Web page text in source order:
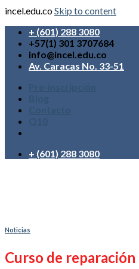
incel.edu.coSkip to content
+ (601) 288 3080
+57(1) 301 3707684
info@incel.edu.co
Av. Caracas No. 33-51
+ (601) 288 3080
Noticias
Curso de